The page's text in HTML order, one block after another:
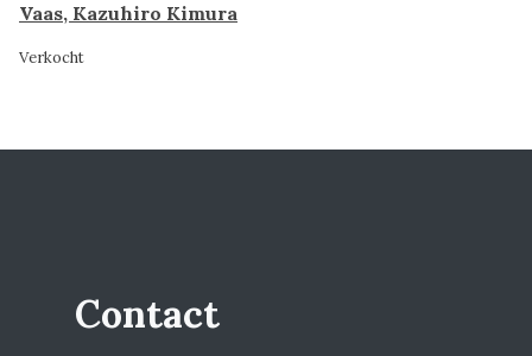
Vaas, Kazuhiro Kimura
Verkocht
Contact